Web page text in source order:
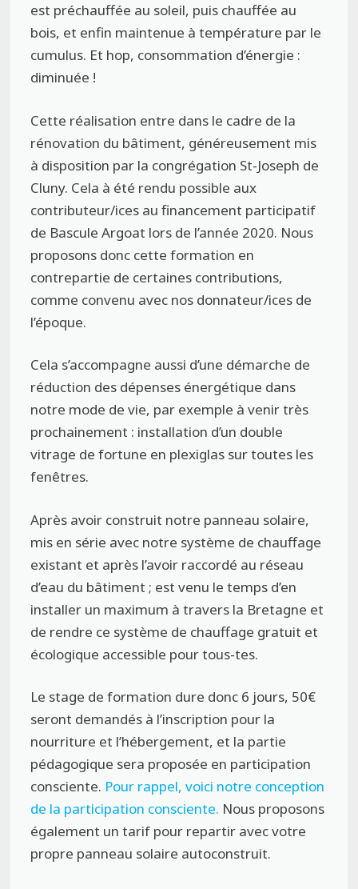
est préchauffée au soleil, puis chauffée au
bois, et enfin maintenue à température par le
cumulus. Et hop, consommation d’énergie :
diminuée !
Cette réalisation entre dans le cadre de la
rénovation du bâtiment, généreusement mis
à disposition par la congrégation St-Joseph de
Cluny. Cela à été rendu possible aux
contributeur/ices au financement participatif
de Bascule Argoat lors de l’année 2020. Nous
proposons donc cette formation en
contrepartie de certaines contributions,
comme convenu avec nos donnateur/ices de
l’époque.
Cela s’accompagne aussi d’une démarche de
réduction des dépenses énergétique dans
notre mode de vie, par exemple à venir très
prochainement : installation d’un double
vitrage de fortune en plexiglas sur toutes les
fenêtres.
Après avoir construit notre panneau solaire,
mis en série avec notre système de chauffage
existant et après l’avoir raccordé au réseau
d’eau du bâtiment ; est venu le temps d’en
installer un maximum à travers la Bretagne et
de rendre ce système de chauffage gratuit et
écologique accessible pour tous-tes.
Le stage de formation dure donc 6 jours, 50€
seront demandés à l’inscription pour la
nourriture et l’hébergement, et la partie
pédagogique sera proposée en participation
consciente. Pour rappel, voici notre conception
de la participation consciente. Nous proposons
également un tarif pour repartir avec votre
propre panneau solaire autoconstruit.